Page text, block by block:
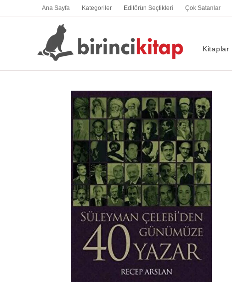
Ana Sayfa Kategoriler Editörün Seçtikleri Çok Satanlar
Kitaplar